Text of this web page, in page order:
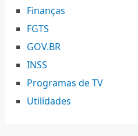
Finanças
FGTS
GOV.BR
INSS
Programas de TV
Utilidades